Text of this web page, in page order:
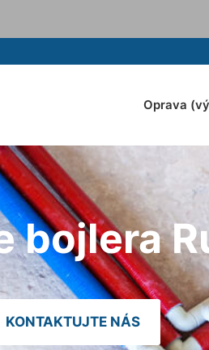
Oprava
bojlera
KONTAKTUJTE NÁS